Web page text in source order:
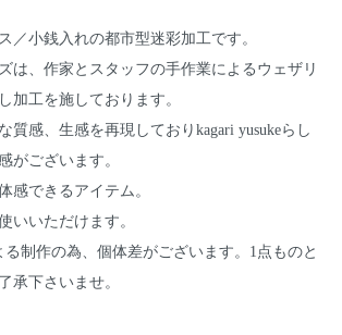
／小銭入れの都市型迷彩加工です。
は、作家とスタッフの手作業によるウェザリ
加工を施しております。
質感、生感を再現しておりkagari yusukeらし
がございます。
感できるアイテム。
いいただけます。
制作の為、個体差がございます。1点ものと
承下さいませ。